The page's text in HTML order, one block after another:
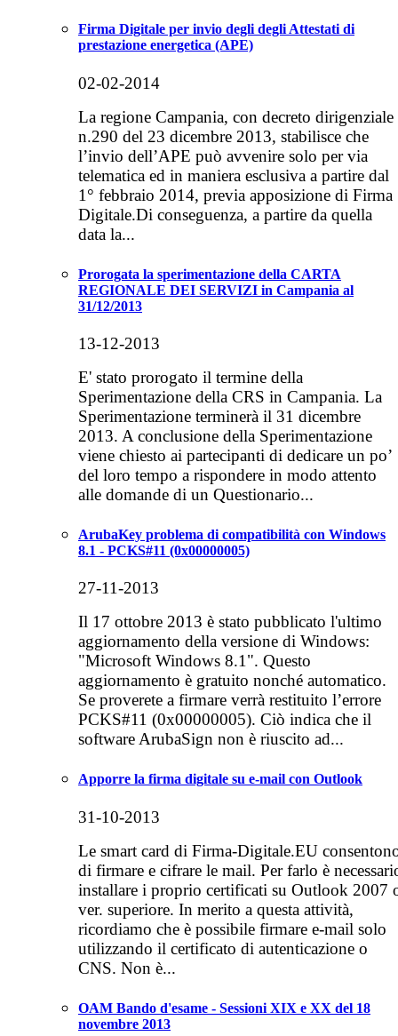
Firma Digitale per invio degli degli Attestati di
prestazione energetica (APE)
02-02-2014
La regione Campania, con decreto dirigenziale
n.290 del 23 dicembre 2013, stabilisce che
l’invio dell’APE può avvenire solo per via
telematica ed in maniera esclusiva a partire dal
1° febbraio 2014, previa apposizione di Firma
Digitale.Di conseguenza, a partire da quella
data la...
Prorogata la sperimentazione della CARTA
REGIONALE DEI SERVIZI in Campania al
31/12/2013
13-12-2013
E' stato prorogato il termine della
Sperimentazione della CRS in Campania. La
Sperimentazione terminerà il 31 dicembre
2013. A conclusione della Sperimentazione
viene chiesto ai partecipanti di dedicare un po’
del loro tempo a rispondere in modo attento
alle domande di un Questionario...
ArubaKey problema di compatibilità con Windows
8.1 - PCKS#11 (0x00000005)
27-11-2013
Il 17 ottobre 2013 è stato pubblicato l'ultimo
aggiornamento della versione di Windows:
"Microsoft Windows 8.1". Questo
aggiornamento è gratuito nonché automatico.
Se proverete a firmare verrà restituito l’errore
PCKS#11 (0x00000005). Ciò indica che il
software ArubaSign non è riuscito ad...
Apporre la firma digitale su e-mail con Outlook
31-10-2013
Le smart card di Firma-Digitale.EU
di firmare e cifrare le mail. Per farlo è
installare i proprio certificati su Outlook 2007
ver. superiore. In merito a questa attività,
ricordiamo che è possibile firmare e-mail solo
utilizzando il certificato di autenticazione o
CNS. Non è...
OAM Bando d'esame - Sessioni XIX e XX del 18
novembre 2013